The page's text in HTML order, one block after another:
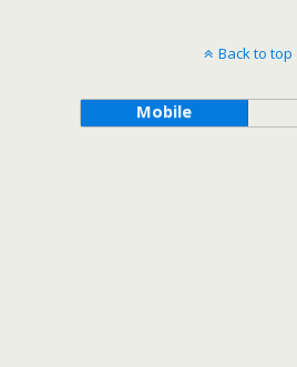
Back to top
Mobile